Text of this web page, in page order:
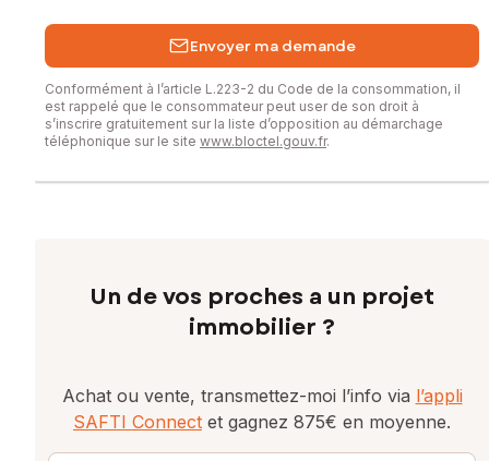
Envoyer ma demande
Conformément à l’article L.223-2 du Code de la consommation, il
est rappelé que le consommateur peut user de son droit à
s’inscrire gratuitement sur la liste d’opposition au démarchage
téléphonique sur le site www.bloctel.gouv.fr.
Un de vos proches a un projet
immobilier ?
Achat ou vente, transmettez-moi l’info via l’appli
SAFTI Connect et gagnez 875€ en moyenne.